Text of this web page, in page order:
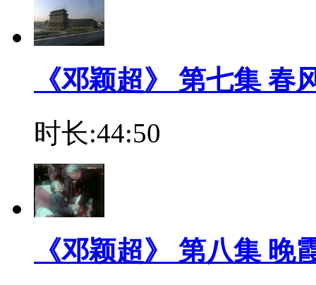
《邓颖超》 第七集 春
时长:44:50
《邓颖超》 第八集 晚